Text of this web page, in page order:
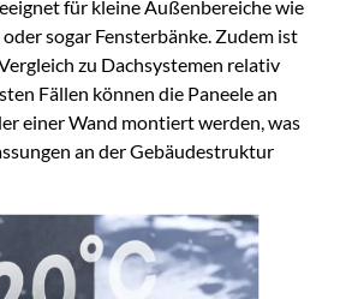
für kleine Außenbereiche wie
oder sogar Fensterbänke. Zudem ist
zu Dachsystemen relativ
Fällen können die Paneele an
einer Wand montiert werden, was
an der Gebäudestruktur